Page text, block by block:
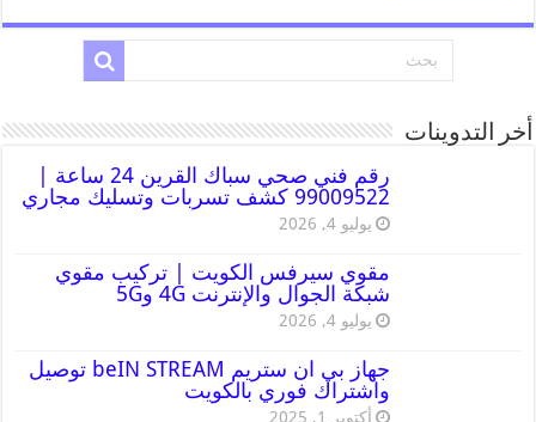
أخر التدوينات
رقم فني صحي سباك القرين 24 ساعة |
99009522 كشف تسربات وتسليك مجاري
يوليو 4, 2026
مقوي سيرفس الكويت | تركيب مقوي
شبكة الجوال والإنترنت 4G و5G
يوليو 4, 2026
جهاز بي ان ستريم beIN STREAM توصيل
واشتراك فوري بالكويت
أكتوبر 1, 2025